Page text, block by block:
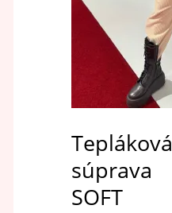
Tepláková
súprava
SOFT